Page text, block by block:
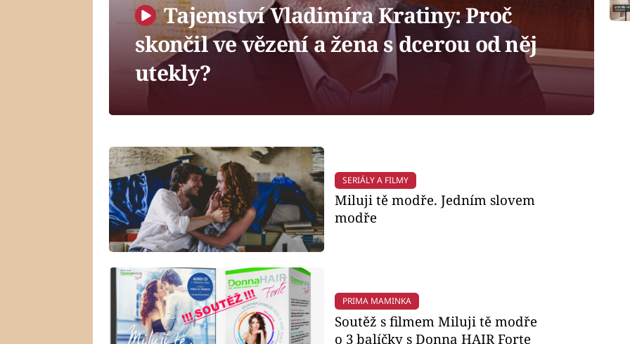
Tajemství Vladimíra Kratiny: Proč
skončil ve vězení a žena s dcerou od něj
utekly?
SERIÁLY A FILMY
Miluji tě modře. Jedním slovem
modře
PRIMA MAMINKA
Soutěž s filmem Miluji tě modře
o 3 balíčky s Donna HAIR Forte